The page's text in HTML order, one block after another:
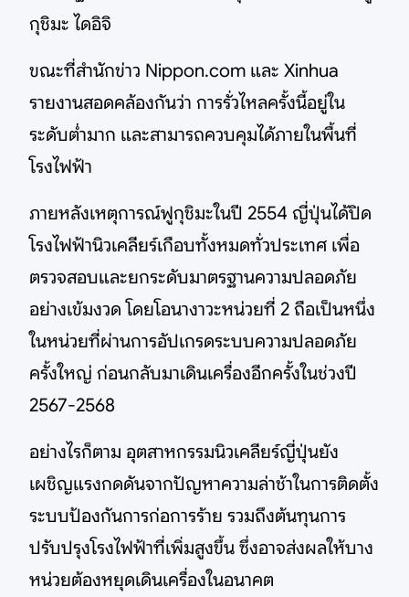
กุชิมะ ไดอิจิ
ขณะที่สำนักข่าว Nippon.com และ Xinhua
รายงานสอดคล้องกันว่า การรั่วไหลครั้งนี้อยู่ใน
ระดับต่ำมาก และสามารถควบคุมได้ภายในพื้นที่
โรงไฟฟ้า
ภายหลังเหตุการณ์ฟูกุชิมะในปี 2554 ญี่ปุ่นได้ปิด
โรงไฟฟ้านิวเคลียร์เกือบทั้งหมดทั่วประเทศ เพื่อ
ตรวจสอบและยกระดับมาตรฐานความปลอดภัย
อย่างเข้มงวด โดยโอนางาวะหน่วยที่ 2 ถือเป็นหนึ่ง
ในหน่วยที่ผ่านการอัปเกรดระบบความปลอดภัย
ครั้งใหญ่ ก่อนกลับมาเดินเครื่องอีกครั้งในช่วงปี
2567-2568
อย่างไรก็ตาม อุตสาหกรรมนิวเคลียร์ญี่ปุ่นยัง
เผชิญแรงกดดันจากปัญหาความล่าช้าในการติดตั้ง
ระบบป้องกันการก่อการร้าย รวมถึงต้นทุนการ
ปรับปรุงโรงไฟฟ้าที่เพิ่มสูงขึ้น ซึ่งอาจส่งผลให้บาง
หน่วยต้องหยุดเดินเครื่องในอนาคต